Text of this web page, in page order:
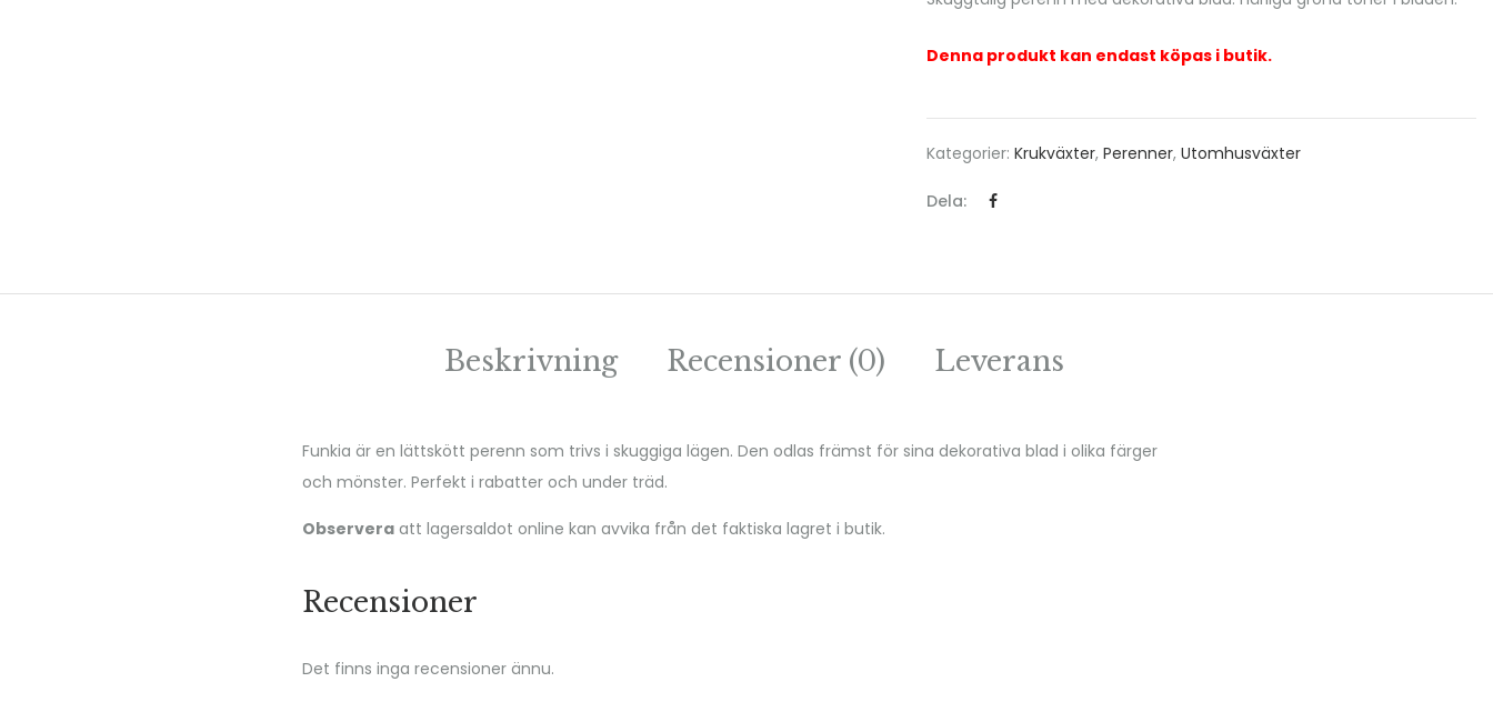
Denna produkt kan endast köpas i butik.
Kategorier: Krukväxter, Perenner, Utomhusväxter
Dela:
Beskrivning Recensioner (0) Leverans
Funkia är en lättskött perenn som trivs i skuggiga lägen. Den odlas främst för sina dekorativa blad i olika färger
och mönster. Perfekt i rabatter och under träd.
Observera att lagersaldot online kan avvika från det faktiska lagret i butik.
Recensioner
Det finns inga recensioner ännu.